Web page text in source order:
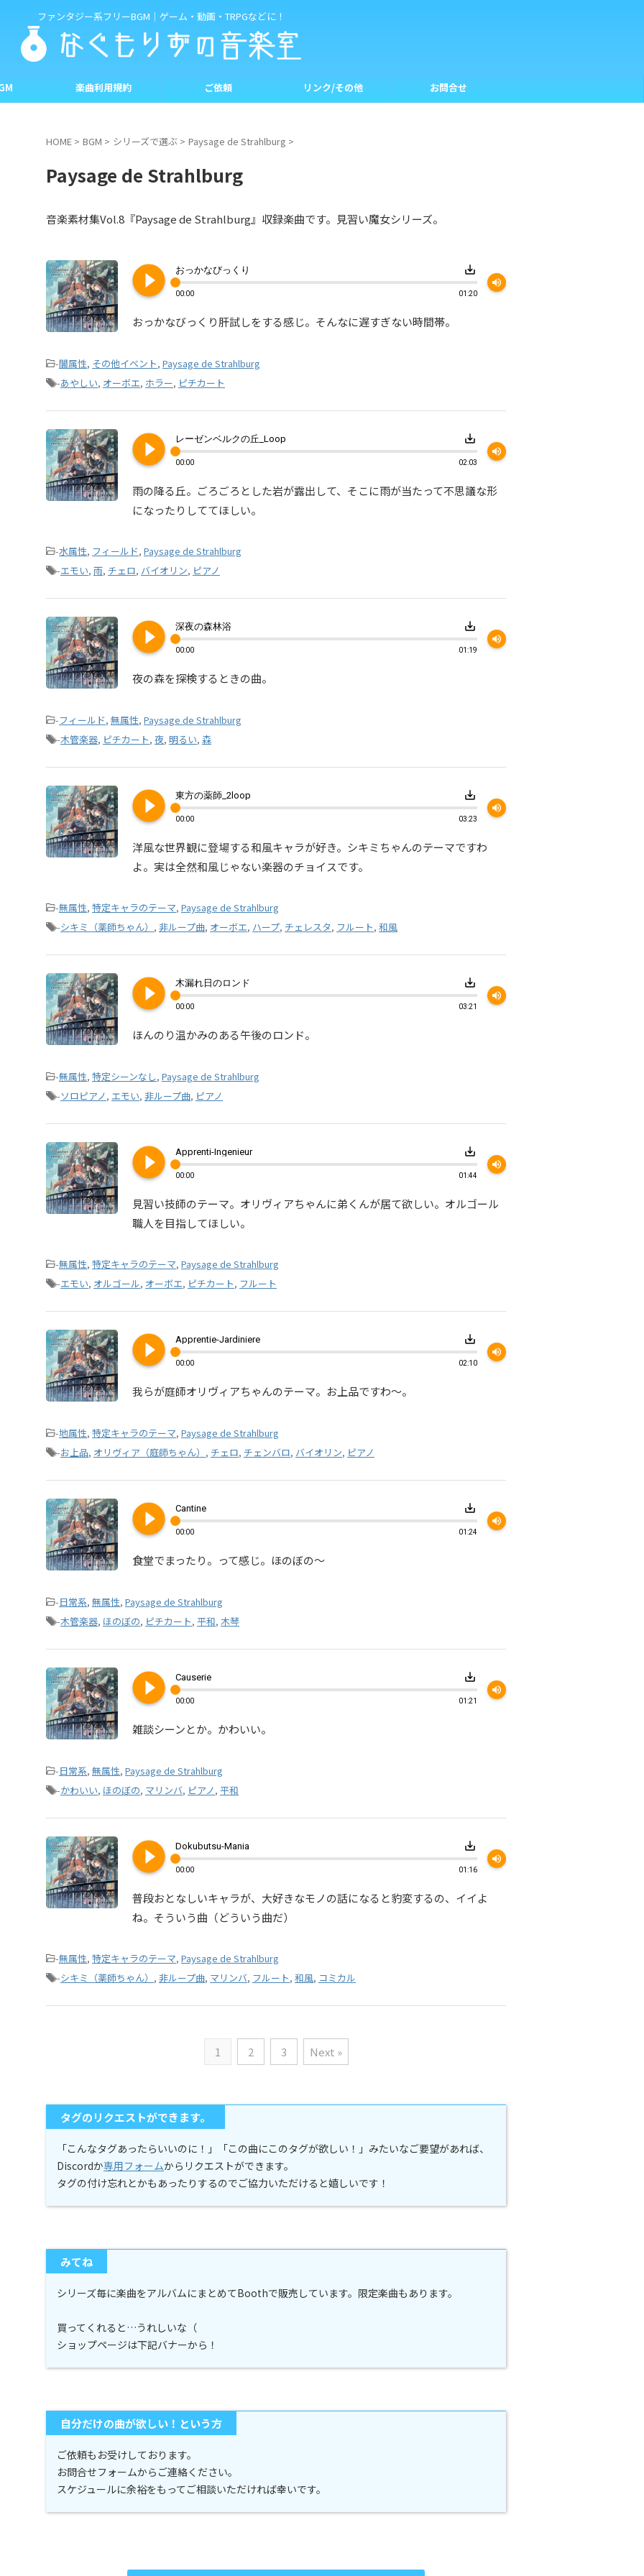
ファンタジー系フリーBGM｜ゲーム・動画・TRPGなどに！
楽曲利用規約 ご依頼 リンク/その他 お問合せ
HOME > BGM > シリーズで選ぶ > Paysage de Strahlburg >
Paysage de Strahlburg
音楽素材集Vol.8『Paysage de Strahlburg』収録楽曲です。見習い魔女シリーズ。
play_circle_filled おっかなびっくり save_alt
00:00 01:20
volume_up
おっかなびっくり肝試しをする感じ。そんなに遅すぎない時間帯。
-闇属性, その他イベント, Paysage de Strahlburg
-あやしい, オーボエ, ホラー, ピチカート
play_circle_filled レーゼンベルクの丘_Loop save_alt
00:00 02:03
volume_up
雨の降る丘。ごろごろとした岩が露出して、そこに雨が当たって不思議な形
になったりしててほしい。
-水属性, フィールド, Paysage de Strahlburg
-エモい, 雨, チェロ, バイオリン, ピアノ
play_circle_filled 深夜の森林浴 save_alt
00:00 01:19
volume_up
夜の森を探検するときの曲。
-フィールド, 無属性, Paysage de Strahlburg
-木管楽器, ピチカート, 夜, 明るい, 森
play_circle_filled 東方の薬師_2loop save_alt
00:00 03:23
volume_up
洋風な世界観に登場する和風キャラが好き。シキミちゃんのテーマですわ
よ。実は全然和風じゃない楽器のチョイスです。
-無属性, 特定キャラのテーマ, Paysage de Strahlburg
-シキミ（薬師ちゃん） , 非ループ曲, オーボエ, ハープ, チェレスタ, フルート, 和風
play_circle_filled 木漏れ日のロンド save_alt
00:00 03:21
volume_up
ほんのり温かみのある午後のロンド。
-無属性, 特定シーンなし, Paysage de Strahlburg
-ソロピアノ, エモい, 非ループ曲, ピアノ
play_circle_filled Apprenti-Ingenieur save_alt
00:00 01:44
volume_up
見習い技師のテーマ。オリヴィアちゃんに弟くんが居て欲しい。オルゴール
職人を目指してほしい。
-無属性, 特定キャラのテーマ, Paysage de Strahlburg
-エモい, オルゴール, オーボエ, ピチカート, フルート
play_circle_filled Apprentie-Jardiniere save_alt
00:00 02:10
volume_up
我らが庭師オリヴィアちゃんのテーマ。お上品ですわ～。
-地属性, 特定キャラのテーマ, Paysage de Strahlburg
-お上品, オリヴィア（庭師ちゃん） , チェロ, チェンバロ, バイオリン, ピアノ
play_circle_filled Cantine save_alt
00:00 01:24
volume_up
食堂でまったり。って感じ。ほのぼの～
-日常系, 無属性, Paysage de Strahlburg
-木管楽器, ほのぼの, ピチカート, 平和, 木琴
play_circle_filled Causerie save_alt
00:00 01:21
volume_up
雑談シーンとか。かわいい。
-日常系, 無属性, Paysage de Strahlburg
-かわいい, ほのぼの, マリンバ, ピアノ, 平和
play_circle_filled Dokubutsu-Mania save_alt
00:00 01:16
volume_up
普段おとなしいキャラが、大好きなモノの話になると豹変するの、イイよ
ね。そういう曲（どういう曲だ）
-無属性, 特定キャラのテーマ, Paysage de Strahlburg
-シキミ（薬師ちゃん） , 非ループ曲, マリンバ, フルート, 和風, コミカル
1 2 3 Next »
タグのリクエストができます。
「こんなタグあったらいいのに！」「この曲にこのタグが欲しい！」みたいなご要望があれば、
Discordか専用フォームからリクエストができます。
タグの付け忘れとかもあったりするのでご協力いただけると嬉しいです！
みてね
シリーズ毎に楽曲をアルバムにまとめてBoothで販売しています。限定楽曲もあります。
買ってくれると…うれしいな（
ショップページは下記バナーから！
自分だけの曲が欲しい！という方
ご依頼もお受けしております。
お問合せフォームからご連絡ください。
スケジュールに余裕をもってご相談いただければ幸いです。